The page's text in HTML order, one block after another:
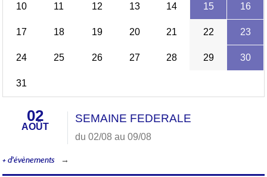
10 11 12 13 14 15 16
17 18 19 20 21 22 23
24 25 26 27 28 29 30
31
02
AOÛT
SEMAINE FEDERALE
du 02/08 au 09/08
+ d'évènements